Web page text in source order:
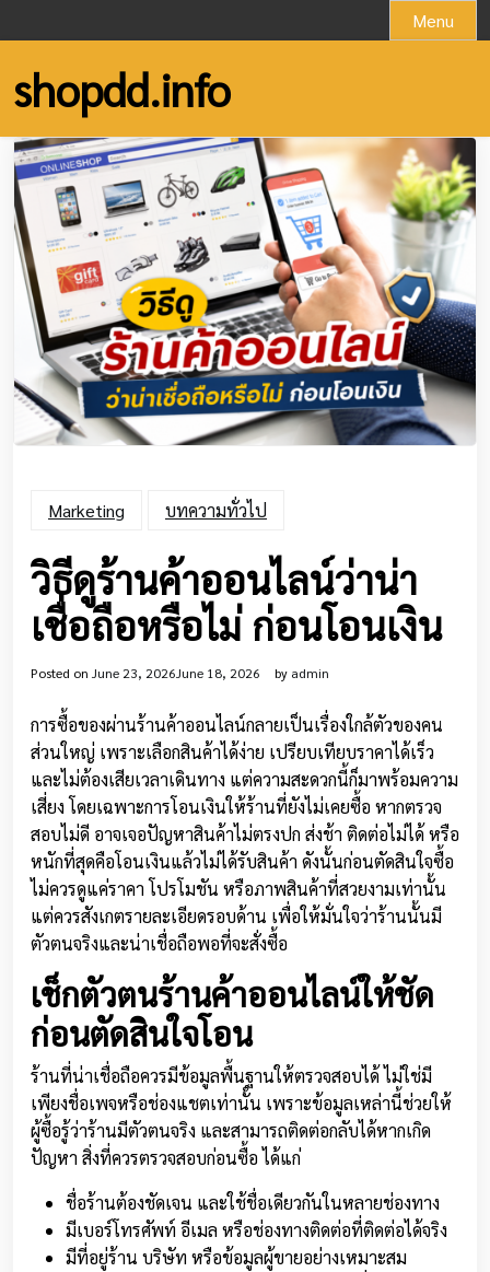
to
content
Menu
shopdd.info
Marketing บทความทั่วไป
วิธีดูร้านค้าออนไลน์ว่าน่า
เชื่อถือหรือไม่ ก่อนโอนเงิน
Posted on June 23, 2026June 18, 2026 by admin
การซื้อของผ่านร้านค้าออนไลน์กลายเป็นเรื่องใกล้ตัวของคน
ส่วนใหญ่ เพราะเลือกสินค้าได้ง่าย เปรียบเทียบราคาได้เร็ว
และไม่ต้องเสียเวลาเดินทาง แต่ความสะดวกนี้ก็มาพร้อมความ
เสี่ยง โดยเฉพาะการโอนเงินให้ร้านที่ยังไม่เคยซื้อ หากตรวจ
สอบไม่ดี อาจเจอปัญหาสินค้าไม่ตรงปก ส่งช้า ติดต่อไม่ได้ หรือ
หนักที่สุดคือโอนเงินแล้วไม่ได้รับสินค้า ดังนั้นก่อนตัดสินใจซื้อ
ไม่ควรดูแค่ราคา โปรโมชัน หรือภาพสินค้าที่สวยงามเท่านั้น
แต่ควรสังเกตรายละเอียดรอบด้าน เพื่อให้มั่นใจว่าร้านนั้นมี
ตัวตนจริงและน่าเชื่อถือพอที่จะสั่งซื้อ
เช็กตัวตนร้านค้าออนไลน์ให้ชัด
ก่อนตัดสินใจโอน
ร้านที่น่าเชื่อถือควรมีข้อมูลพื้นฐานให้ตรวจสอบได้ ไม่ใช่มี
เพียงชื่อเพจหรือช่องแชตเท่านั้น เพราะข้อมูลเหล่านี้ช่วยให้
ผู้ซื้อรู้ว่าร้านมีตัวตนจริง และสามารถติดต่อกลับได้หากเกิด
ปัญหา สิ่งที่ควรตรวจสอบก่อนซื้อ ได้แก่
ชื่อร้านต้องชัดเจน และใช้ชื่อเดียวกันในหลายช่องทาง
มีเบอร์โทรศัพท์ อีเมล หรือช่องทางติดต่อที่ติดต่อได้จริง
มีที่อยู่ร้าน บริษัท หรือข้อมูลผู้ขายอย่างเหมาะสม